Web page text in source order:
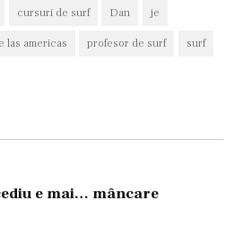
cursuri de surf Dan je
las americas profesor de surf surf
e mai… mâncare